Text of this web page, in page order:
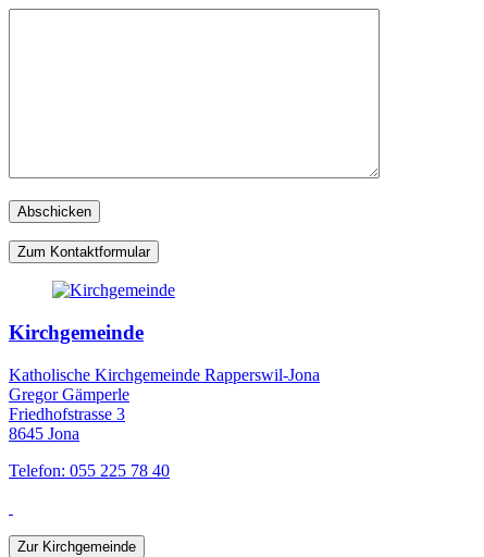
Zum Kontaktformular
Kirchgemeinde
Katholische Kirchgemeinde Rapperswil-Jona
Gregor Gämperle
Friedhofstrasse 3
8645 Jona
Telefon: 055 225 78 40
Zur Kirchgemeinde